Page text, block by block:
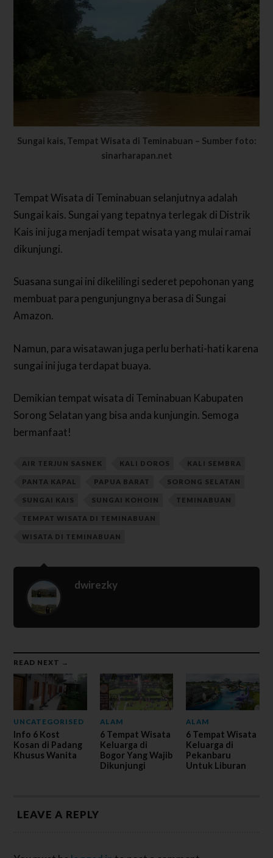
Sungai kais, Tempat Wisata di Teminabuan – Sumber foto:
sinarharapan.net
Tempat Wisata di Teminabuan selanjutnya adalah
Sungai kais. Sungai yang tepatnya terlegak di Distrik
Kais ini juga menjadi tempat wisata yang mulai ramai
dikunjungi.
Suasana sungai ini dikelilingi sederet pepohonan yang
membuat para pengunjungnya berasa di Sungai
Amazon.
Namun, para wisatawan juga perlu berhati-hati karena
sungai ini juga terdapat buaya.
Demikian tempat wisata di Teminabuan Kabupaten
Sorong Selatan yang bisa anda kunjungin. Semoga
bermanfaat!
AIR TERJUN SASNEK KALI DOROS KALI SEMBRA
PANTA KAPAL PAPUA BARAT SORONG SELATAN
SUNGAI KAIS SUNGAI KOHOIN TEMINABUAN
TEMPAT WISATA DI TEMINABUAN
WISATA DI TEMINABUAN
dwirezky
READ NEXT →
UNCATEGORISED
Info 6 Kost
Kosan di Padang
Khusus Wanita
ALAM
6 Tempat Wisata
Keluarga di
Bogor Yang Wajib
Dikunjungi
ALAM
6 Tempat Wisata
Keluarga di
Pekanbaru
Untuk Liburan
LEAVE A REPLY